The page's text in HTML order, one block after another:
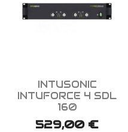
Aperçu rapide
INTUSONIC
INTUFORCE 4 SDL
160
529,00 €